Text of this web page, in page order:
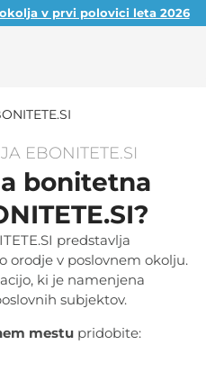
v prvi polovici leta 2026
EBONITETE.SI
bonitetna
predstavlja
orodje v poslovnem okolju.
ki je namenjena
subjektov.
mestu pridobite: